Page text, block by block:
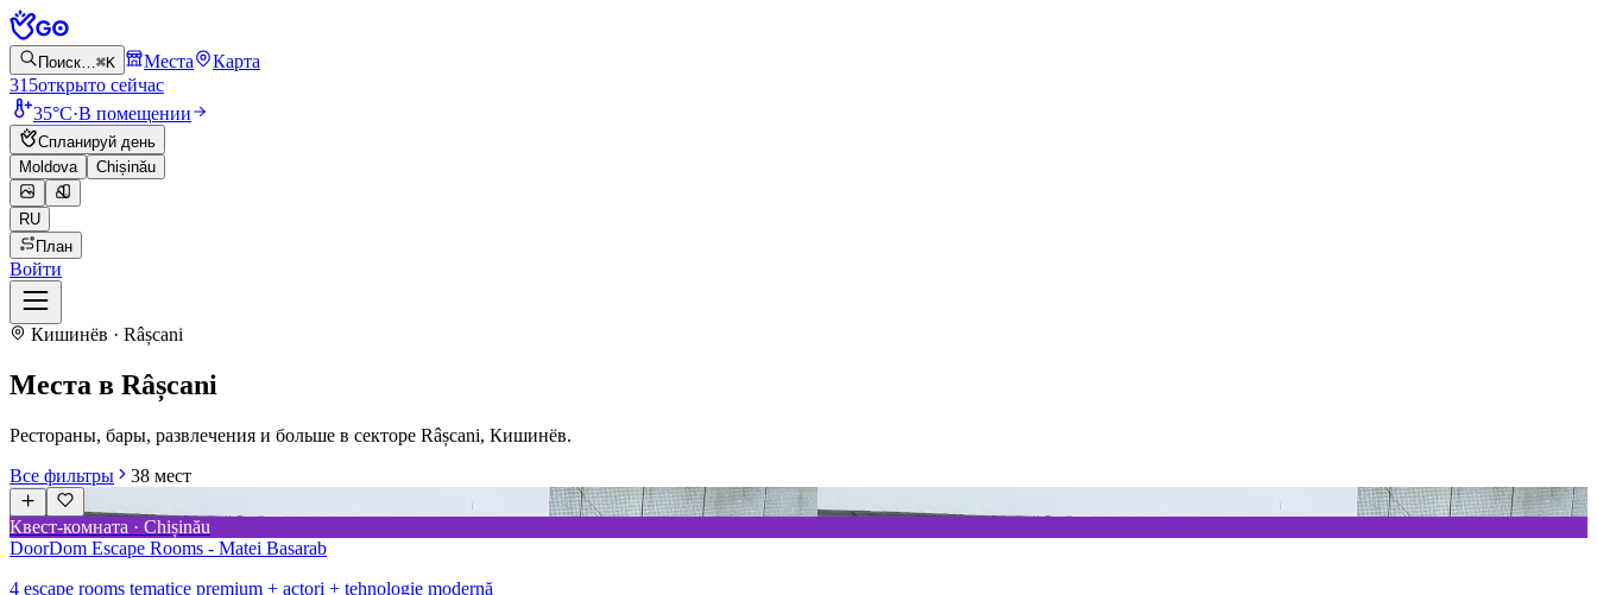
Поиск…⌘K Места
Карта
315открыто сейчас
35°C·В помещении
Спланируй день
Moldova
Chișinău
RU
План
Войти
Кишинёв · Râșcani
Места в Râșcani
Рестораны, бары, развлечения и больше в секторе Râșcani, Кишинёв.
Все фильтры
38 мест
Квест-комната · Chișinău
DoorDom Escape Rooms - Matei Basarab
4 escape rooms tematice premium + actori + tehnologie modernă